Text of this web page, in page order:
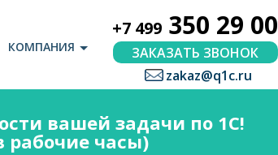
КОМПАНИЯ
+7 499 350 29 00
ЗАКАЗАТЬ ЗВОНОК
zakaz@q1c.ru
вашей задачи по 1С!
рабочие часы)